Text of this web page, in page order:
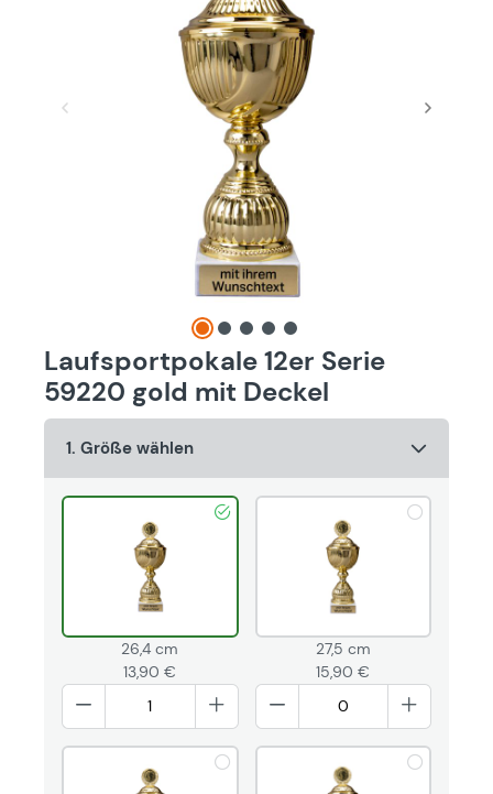
Laufsportpokale 12er Serie
59220 gold mit Deckel
1. Größe wählen
26,4 cm
13,90 €
27,5 cm
15,90 €